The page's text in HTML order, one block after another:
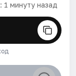
1 минуту назад